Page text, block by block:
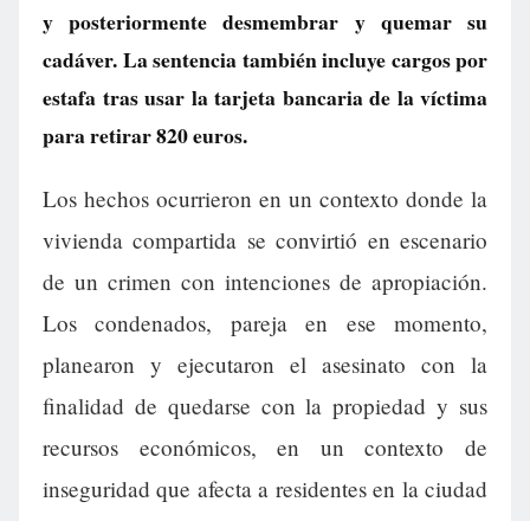
y posteriormente desmembrar y quemar su
cadáver. La sentencia también incluye cargos por
estafa tras usar la tarjeta bancaria de la víctima
para retirar 820 euros.
Los hechos ocurrieron en un contexto donde la
vivienda compartida se convirtió en escenario
de un crimen con intenciones de apropiación.
Los condenados, pareja en ese momento,
planearon y ejecutaron el asesinato con la
finalidad de quedarse con la propiedad y sus
recursos económicos, en un contexto de
inseguridad que afecta a residentes en la ciudad